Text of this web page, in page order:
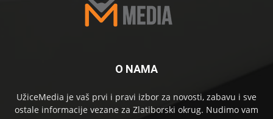
O NAMA
UžiceMedia je vaš prvi i pravi izbor za novosti, zabavu i sve
ostale informacije vezane za Zlatiborski okrug. Nudimo vam